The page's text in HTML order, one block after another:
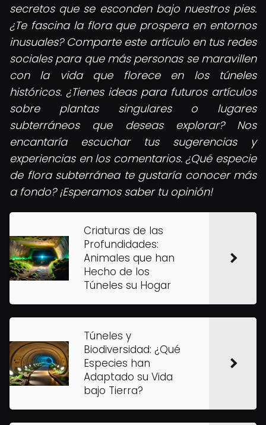
secretos que se esconden bajo nuestros pies.
¿Te fascina la flora que prospera en entornos
inusuales? Comparte este artículo en tus redes
sociales para que más personas se maravillen
con la vida que florece en los túneles
históricos. ¿Tienes ideas para futuros artículos
sobre plantas singulares o lugares
subterráneos que deseas explorar? Nos
encantaría escuchar tus sugerencias y
experiencias en los comentarios. ¿Qué especie
de flora subterránea te gustaría conocer más
a fondo? ¡Esperamos saber tu opinión!
Criaturas de las
Profundidades:
Animales que han
Hecho de los
Túneles su Hogar
Túneles y
Biodiversidad: ¿Qué
Especies han
Adaptado su Vida
bajo Tierra?